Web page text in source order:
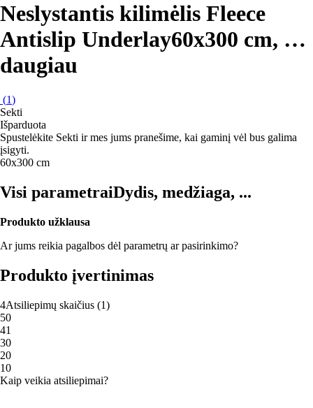
Neslystantis kilimėlis Fleece
Antislip Underlay60x300 cm, …
daugiau
(1)
Sekti
Išparduota
Spustelėkite Sekti ir mes jums pranešime, kai gaminį vėl bus galima
įsigyti.
60x300 cm
Visi parametraiDydis, medžiaga, ...
Produkto užklausa
Ar jums reikia pagalbos dėl parametrų ar pasirinkimo?
Produkto įvertinimas
4Atsiliepimų skaičius (1)
50
41
30
20
10
Kaip veikia atsiliepimai?